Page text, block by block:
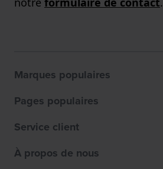
Marques populaires
Pages populaires
Service client
À propos de nous